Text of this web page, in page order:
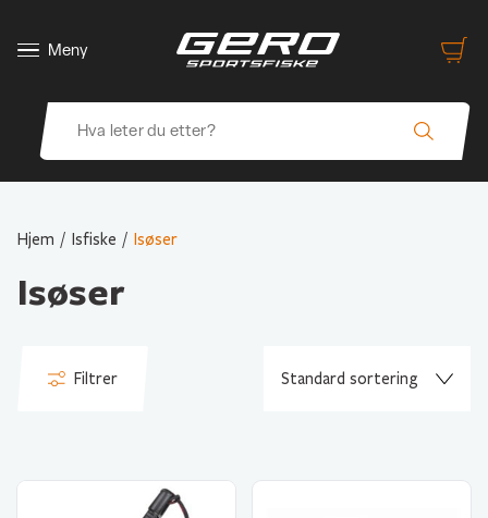
Meny
Hjem / Isfiske / Isøser
Isøser
Filtrer